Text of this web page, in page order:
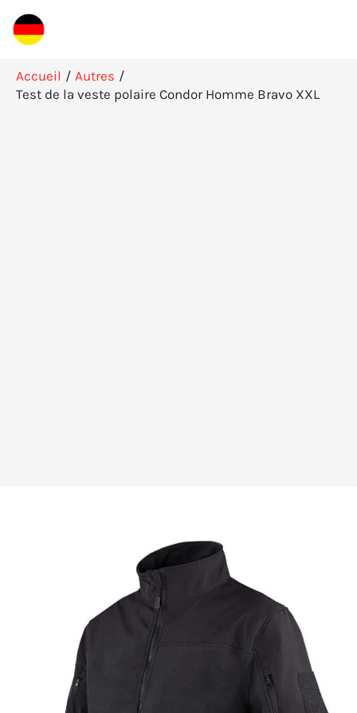
Aller
au
Accueil
Autres
Test de la veste polaire Condor Homme Bravo XXL
Rechercher